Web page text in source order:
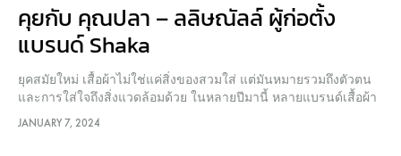
คุยกับ คุณปลา – ลลิษณัลล์ ผู้ก่อตั้ง
แบรนด์ Shaka
ยุคสมัยใหม่ เสื้อผ้าไม่ใช่แค่สิ่งของสวมใส่ แต่มันหมายรวมถึงตัวตน
และการใส่ใจถึงสิ่งแวดล้อมด้วย ในหลายปีมานี้ หลายแบรนด์เสื้อผ้า
ไม่ว่าจะระดับ Global หรือ Local จึงต้องทำงานหนักขึ้น เพื่อตอบทั้ง
โจทย์ลูกค้าให้มีความมั่นใจและรักในตัวเองเมื่อหยิบจับมาสวมใส่
JANUARY 7, 2024